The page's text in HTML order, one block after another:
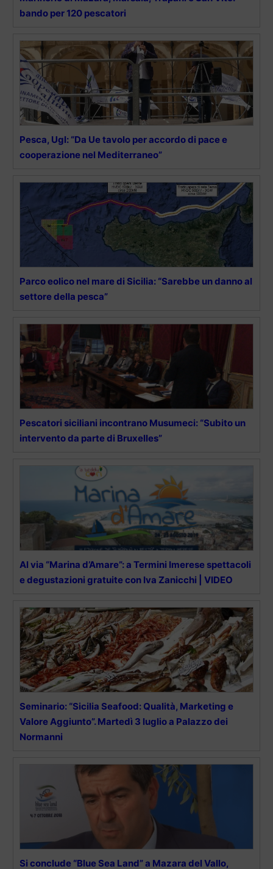
bando per 120 pescatori
Pesca, Ugl: “Da Ue tavolo per accordo di pace e
cooperazione nel Mediterraneo”
Parco eolico nel mare di Sicilia: “Sarebbe un danno al
settore della pesca”
Pescatori siciliani incontrano Musumeci: “Subito un
intervento da parte di Bruxelles”
Al via “Marina d’Amare”: a Termini Imerese spettacoli
e degustazioni gratuite con Iva Zanicchi | VIDEO
Seminario: “Sicilia Seafood: Qualità, Marketing e
Valore Aggiunto”. Martedì 3 luglio a Palazzo dei
Normanni
Si conclude “Blue Sea Land” a Mazara del Vallo,